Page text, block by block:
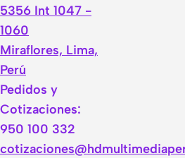
5356 Int 1047 -
1060
Miraflores, Lima,
Perú
Pedidos y
Cotizaciones:
950 100 332